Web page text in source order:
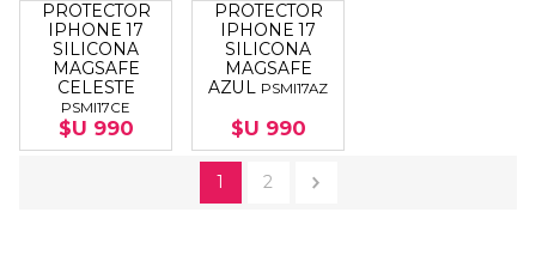
PROTECTOR
IPHONE 17
SILICONA
MAGSAFE
CELESTE
PSMI17CE
$U 990
PROTECTOR
IPHONE 17
SILICONA
MAGSAFE
AZUL PSMI17AZ
$U 990
1 2